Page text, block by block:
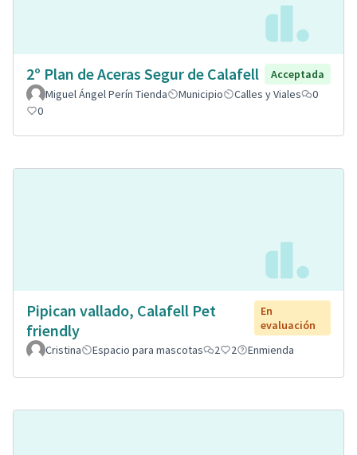
2º Plan de Aceras Segur de Calafell
Acceptada
Miguel Ángel Perín Tienda
Municipio Calles y Viales
0
0
Pipican vallado, Calafell Pet
friendly
En
evaluación
Cristina
Espacio para mascotas 2 2 Enmienda